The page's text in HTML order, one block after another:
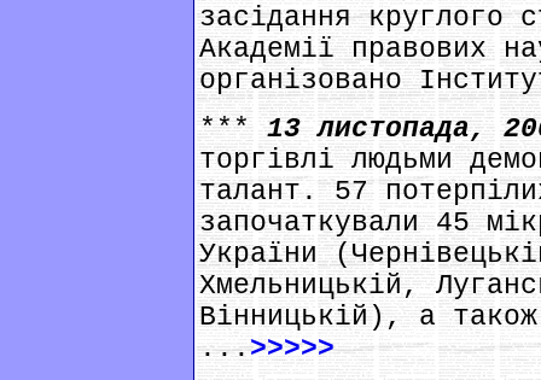
засідання круглого
Академії правових
організовано
***13 листопада,
торгівлі людьми
талант. 57
започаткували 45
України
Хмельницькій,
Вінницькій), а
...>>>>>